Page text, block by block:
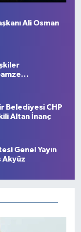
Ali Osman
Belediyesi CHP
Altan İnanç
Genel Yayın
Akyüz